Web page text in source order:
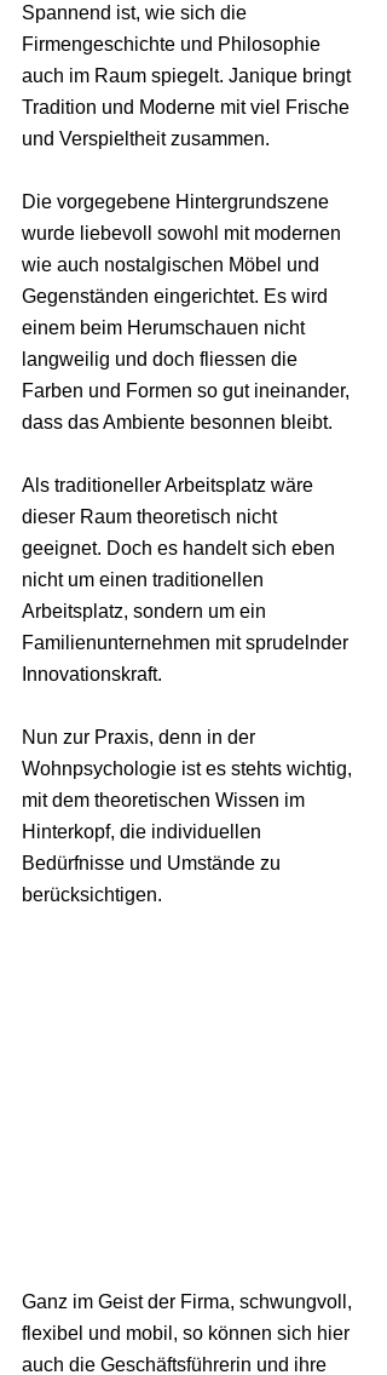
Spannend ist, wie sich die
Firmengeschichte und Philosophie
auch im Raum spiegelt. Janique bringt
Tradition und Moderne mit viel Frische
und Verspieltheit zusammen.
Die vorgegebene Hintergrundszene
wurde liebevoll sowohl mit modernen
wie auch nostalgischen Möbel und
Gegenständen eingerichtet. Es wird
einem beim Herumschauen nicht
langweilig und doch fliessen die
Farben und Formen so gut ineinander,
dass das Ambiente besonnen bleibt.
Als traditioneller Arbeitsplatz wäre
dieser Raum theoretisch nicht
geeignet. Doch es handelt sich eben
nicht um einen traditionellen
Arbeitsplatz, sondern um ein
Familienunternehmen mit sprudelnder
Innovationskraft.
Nun zur Praxis, denn in der
Wohnpsychologie ist es stehts wichtig,
mit dem theoretischen Wissen im
Hinterkopf, die individuellen
Bedürfnisse und Umstände zu
berücksichtigen.
Ganz im Geist der Firma, schwungvoll,
flexibel und mobil, so können sich hier
auch die Geschäftsführerin und ihre